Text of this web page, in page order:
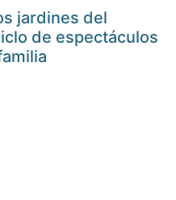
jardines del
de espectáculos